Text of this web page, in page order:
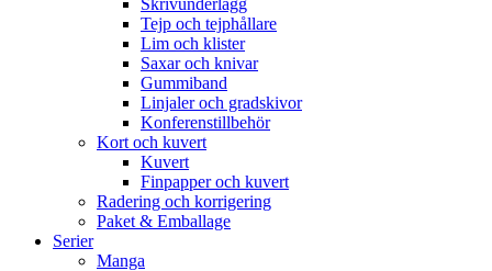
Skrivunderlägg
Tejp och tejphållare
Lim och klister
Saxar och knivar
Gummiband
Linjaler och gradskivor
Konferenstillbehör
Kort och kuvert
Kuvert
Finpapper och kuvert
Radering och korrigering
Paket & Emballage
Serier
Manga